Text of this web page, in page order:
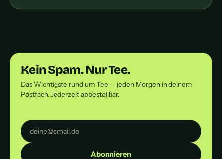
Kein Spam. Nur Tee.
Das Wichtigste rund um Tee — jeden Morgen in deinem
Postfach. Jederzeit abbestellbar.
Abonnieren